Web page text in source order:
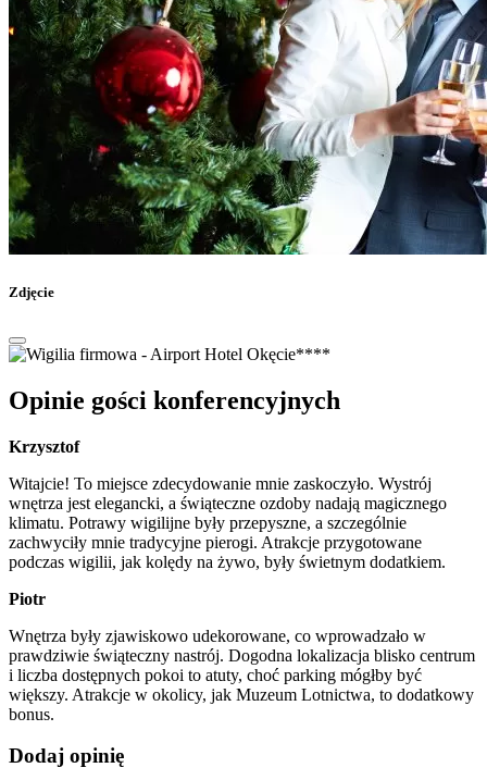
Zdjęcie
Opinie gości konferencyjnych
Krzysztof
Witajcie! To miejsce zdecydowanie mnie zaskoczyło. Wystrój
wnętrza jest elegancki, a świąteczne ozdoby nadają magicznego
klimatu. Potrawy wigilijne były przepyszne, a szczególnie
zachwyciły mnie tradycyjne pierogi. Atrakcje przygotowane
podczas wigilii, jak kolędy na żywo, były świetnym dodatkiem.
Piotr
Wnętrza były zjawiskowo udekorowane, co wprowadzało w
prawdziwie świąteczny nastrój. Dogodna lokalizacja blisko centrum
i liczba dostępnych pokoi to atuty, choć parking mógłby być
większy. Atrakcje w okolicy, jak Muzeum Lotnictwa, to dodatkowy
bonus.
Dodaj opinię